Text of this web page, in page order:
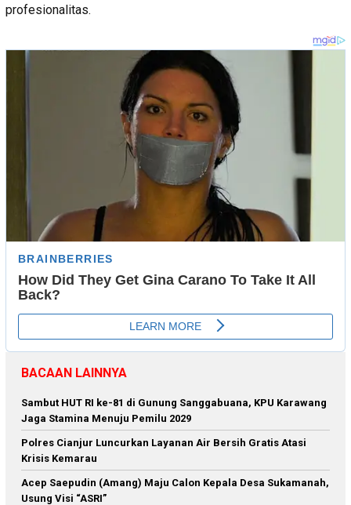
profesionalitas.
BACAAN LAINNYA
Sambut HUT RI ke-81 di Gunung Sanggabuana, KPU Karawang
Jaga Stamina Menuju Pemilu 2029
Polres Cianjur Luncurkan Layanan Air Bersih Gratis Atasi
Krisis Kemarau
Acep Saepudin (Amang) Maju Calon Kepala Desa Sukamanah,
Usung Visi “ASRI”